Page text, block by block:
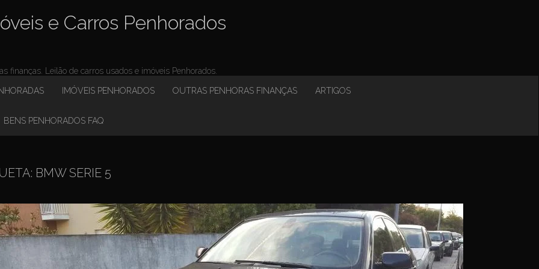
e Carros Penhorados
finanças. Leilão de carros usados e imóveis Penhorados.
IMÓVEIS PENHORADOS OUTRAS PENHORAS FINANÇAS ARTIGOS
BENS PENHORADOS FAQ
BMW SERIE 5